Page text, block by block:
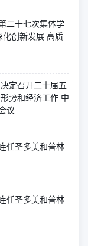
二十七次集体学
化创新发展 高质
定召开二十届五
势和经济工作 中
议
任圣多美和普林
任圣多美和普林